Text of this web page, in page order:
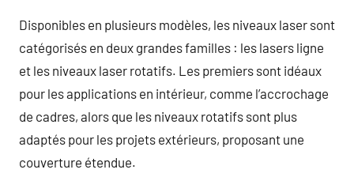
Disponibles en plusieurs modèles, les niveaux laser sont
catégorisés en deux grandes familles : les lasers ligne
et les niveaux laser rotatifs. Les premiers sont idéaux
pour les applications en intérieur, comme l’accrochage
de cadres, alors que les niveaux rotatifs sont plus
adaptés pour les projets extérieurs, proposant une
couverture étendue.